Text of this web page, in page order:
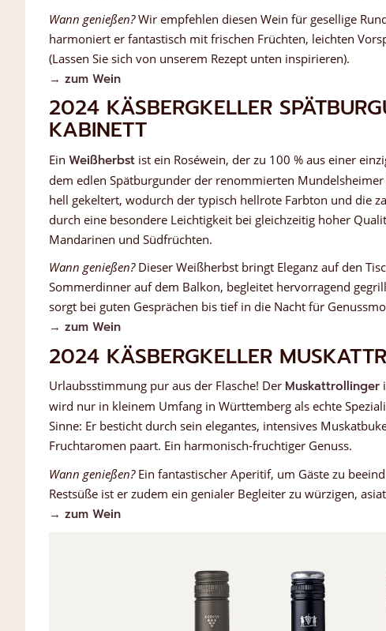
Wann genießen?Wir empfehlen diesen Wein für gesellige
harmoniert er fantastisch mit frischen Früchten, leichten
(Lassen Sie sich von unserem Rezept unten inspirieren).
→ zum Wein
2024 KÄSBERGKELLER
ABINETT
Ein Weißherbst ist ein Roséwein, der zu 100 % aus einer
dem edlen Spätburgunder der renommierten
hell gekeltert, wodurch der typisch hellrote Farbton und die
durch eine besondere Leichtigkeit bei gleichzeitig hoher
Mandarinen und Südfrüchten.
Wann genießen?Dieser Weißherbst bringt Eleganz auf den
Sommerdinner auf dem Balkon, begleitet hervorragend
sorgt bei guten Gesprächen bis tief in die Nacht für
→ zum Wein
2024 KÄSBERGKELLER
Urlaubsstimmung pur aus der Flasche! Der Muskattrollinger
wird nur in kleinem Umfang in Württemberg als echte
Sinne: Er besticht durch sein elegantes, intensives
Fruchtaromen paart. Ein harmonisch-fruchtiger Genuss.
Wann genießen?Ein fantastischer Aperitif, um Gäste zu
Restsüße ist er zudem ein genialer Begleiter zu würzigen,
→ zum Wein